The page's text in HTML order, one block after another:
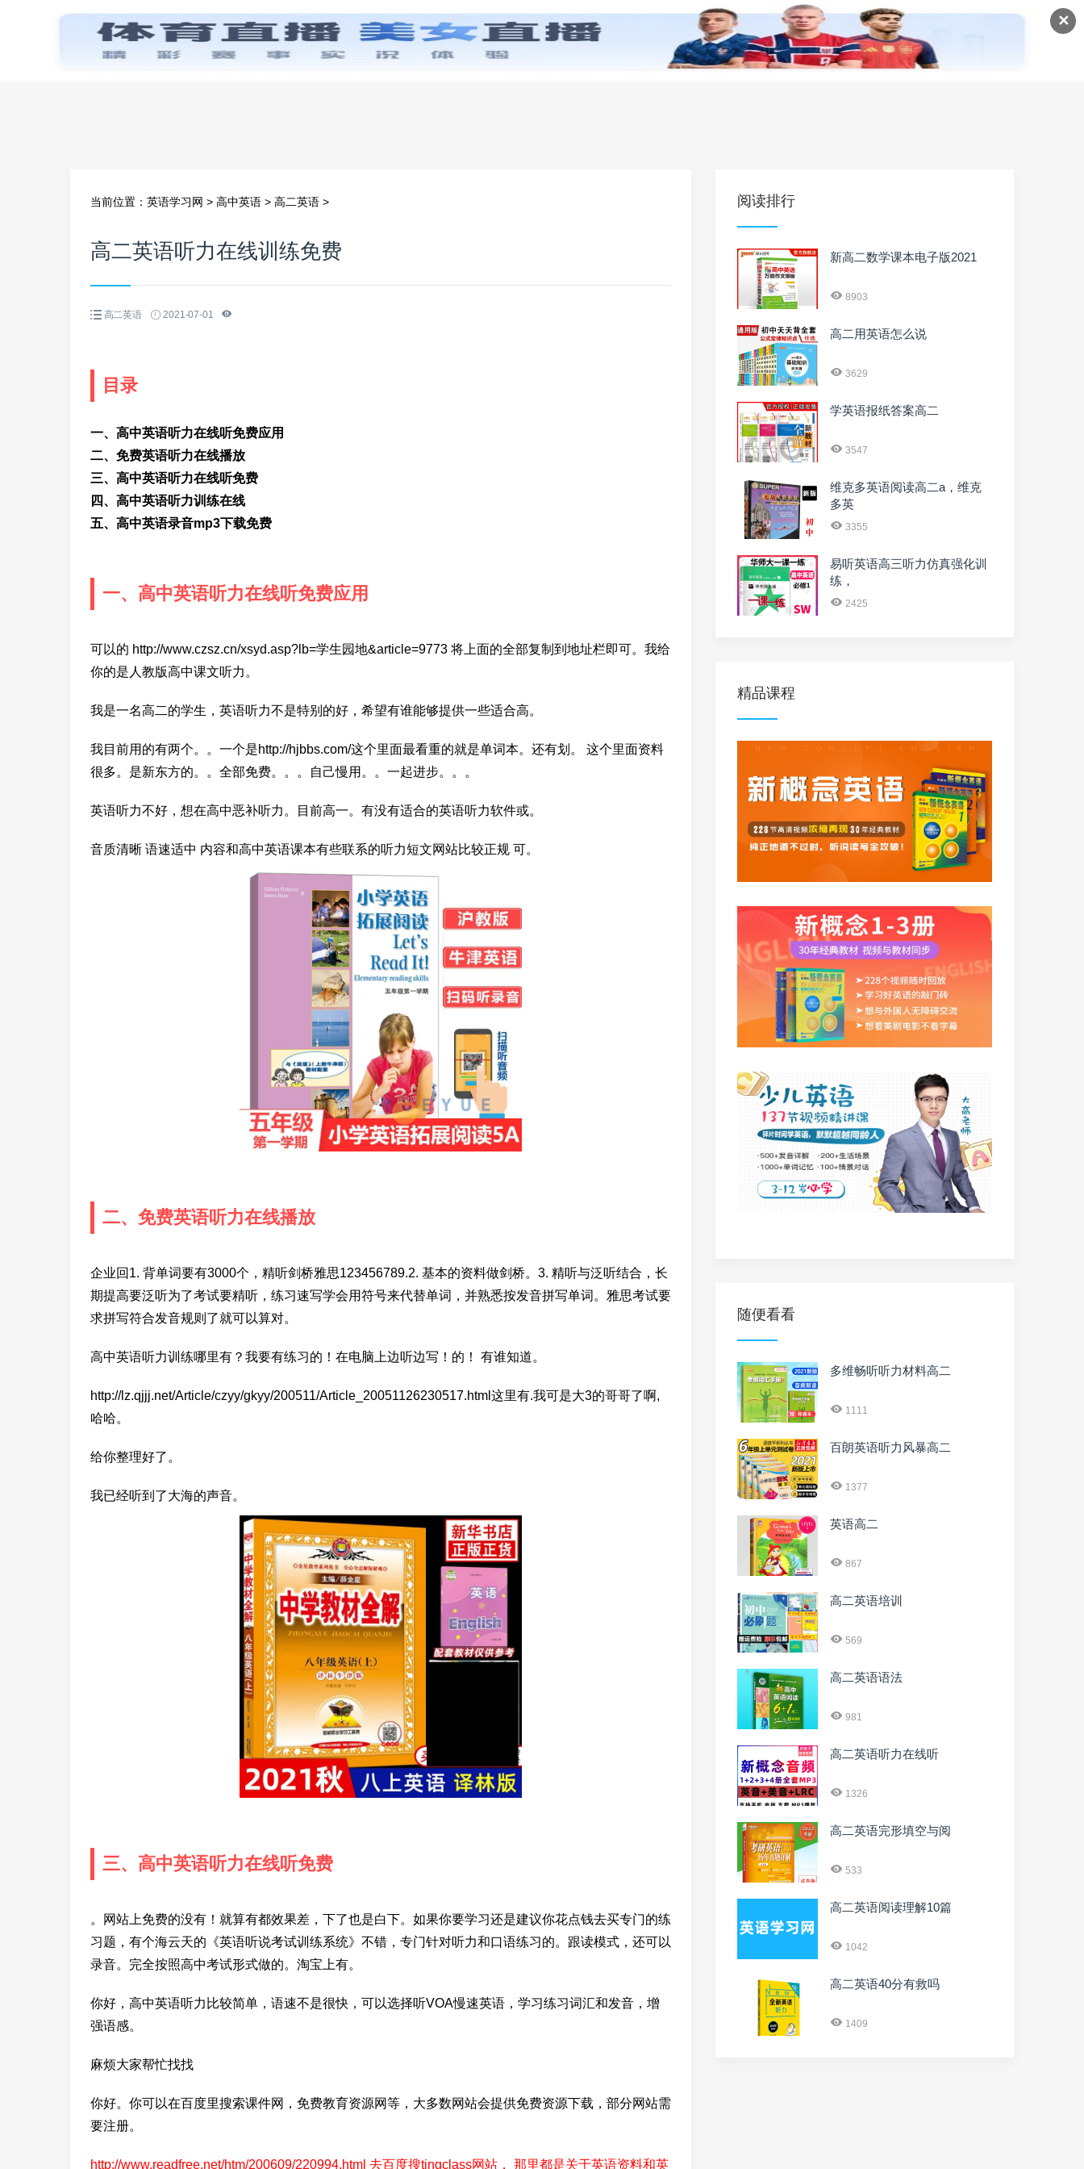
✕
首页 零基础学英语 小学英语 初中英语 高中英语 英语课程 英语资料
当前位置： 英语学习网 > 高中英语 > 高二英语 >
高二英语听力在线训练免费
高二英语 2021-07-01
目录
一、高中英语听力在线听免费应用
二、免费英语听力在线播放
三、高中英语听力在线听免费
四、高中英语听力训练在线
五、高中英语录音mp3下载免费
一、高中英语听力在线听免费应用
可以的 http://www.czsz.cn/xsyd.asp?lb=学生园地&article=9773 将上面的全部复制到地址栏即可。我给
你的是人教版高中课文听力。
我是一名高二的学生，英语听力不是特别的好，希望有谁能够提供一些适合高。
我目前用的有两个。。一个是http://hjbbs.com/这个里面最看重的就是单词本。还有划。 这个里面资料
很多。是新东方的。。全部免费。。。自己慢用。。一起进步。。。
英语听力不好，想在高中恶补听力。目前高一。有没有适合的英语听力软件或。
音质清晰 语速适中 内容和高中英语课本有些联系的听力短文网站比较正规 可。
二、免费英语听力在线播放
企业回1. 背单词要有3000个，精听剑桥雅思123456789.2. 基本的资料做剑桥。3. 精听与泛听结合，长
期提高要泛听为了考试要精听，练习速写学会用符号来代替单词，并熟悉按发音拼写单词。雅思考试要
求拼写符合发音规则了就可以算对。
高中英语听力训练哪里有？我要有练习的！在电脑上边听边写！的！ 有谁知道。
http://lz.qjjj.net/Article/czyy/gkyy/200511/Article_20051126230517.html这里有.我可是大3的哥哥了啊,
哈哈。
给你整理好了。
我已经听到了大海的声音。
三、高中英语听力在线听免费
。网站上免费的没有！就算有都效果差，下了也是白下。如果你要学习还是建议你花点钱去买专门的练
习题，有个海云天的《英语听说考试训练系统》不错，专门针对听力和口语练习的。跟读模式，还可以
录音。完全按照高中考试形式做的。淘宝上有。
你好，高中英语听力比较简单，语速不是很快，可以选择听VOA慢速英语，学习练习词汇和发音，增
强语感。
麻烦大家帮忙找找
你好。你可以在百度里搜索课件网，免费教育资源网等，大多数网站会提供免费资源下载，部分网站需
要注册。
http://www.readfree.net/htm/200609/220994.html 去百度搜tingclass网站， 那里都是关于英语资料和英
阅读排行
新高二数学课本电子版2021
8903
高二用英语怎么说
3629
学英语报纸答案高二
3547
维克多英语阅读高二a，维克
多英
3355
易听英语高三听力仿真强化训
练，
2425
精品课程
随便看看
多维畅听听力材料高二
1111
百朗英语听力风暴高二
1377
英语高二
867
高二英语培训
569
高二英语语法
981
高二英语听力在线听
1326
高二英语完形填空与阅
533
高二英语阅读理解10篇
1042
高二英语40分有救吗
1409